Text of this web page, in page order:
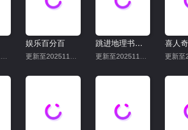
娱乐百分百 跳进地理书的旅行2025·甘肃篇 喜人